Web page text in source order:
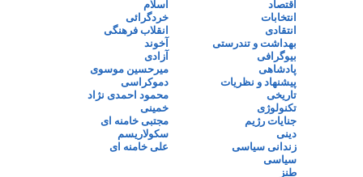
اقتصاد
انتخابات
انتقادی
بهداشت و تندرستی
بیوگرافی
پادشاهی
پیشنهاد و نظریات
تاریخی
تکنولوژی
جنایات رژیم
دینی
زندانی سیاسی
سیاسی
طنز
اسلام
خردگرائی
انقلاب فرهنگی
آخوند
آزادی
میرحسین موسوی
دموکراسی
محمود احمدی نژاد
خمینی
مجتبی خامنه ای
سکولاریسم
علی خامنه ای